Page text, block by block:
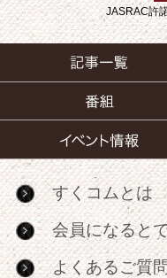
JASRAC許
すくコムとは
会員になると
よくあるご質